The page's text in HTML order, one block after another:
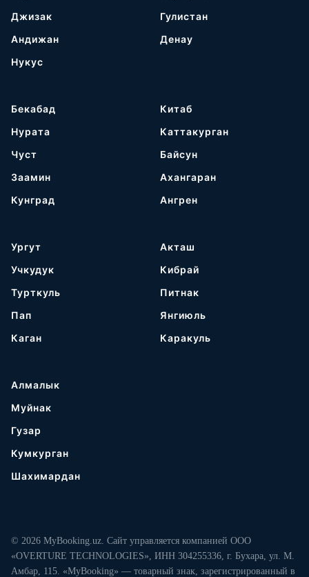
Джизак
Андижан
Нукус
Гулистан
Денау
Бекабад
Нурата
Чуст
Заамин
Кунград
Китаб
Каттакурган
Байсун
Ахангаран
Ангрен
Ургут
Учкудук
Турткуль
Пап
Каган
Акташ
Кибрай
Питнак
Янгиюль
Каракуль
Алмалык
Муйнак
Гузар
Кумкурган
Шахимардан
© 2026 MyBooking.uz. Сайт управляется компанией ООО
«OVERTURE TECHNOLOGIES», ИНН 304255336, г. Бухара, ул. М.
Амбар, 115. «MyBooking» — товарный знак, зарегистрированный в